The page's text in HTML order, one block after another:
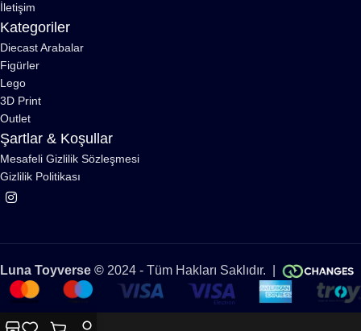
İletişim
Kategoriler
Diecast Arabalar
Figürler
Lego
3D Print
Outlet
Şartlar & Koşullar
Mesafeli Gizlilik Sözleşmesi
Gizlilik Politikası
Luna Toyverse © 2024 - Tüm Hakları Saklıdır. |